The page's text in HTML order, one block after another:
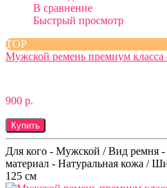
В сравнение
Быстрый просмотр
TOP
Мужской ремень премиум класса
900 р.
Купить
Для кого - Мужской / Вид ремня
материал - Натуральная кожа /
125 см